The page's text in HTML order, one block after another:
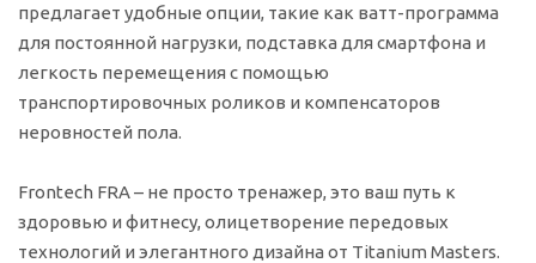
предлагает удобные опции, такие как ватт-программа
для постоянной нагрузки, подставка для смартфона и
легкость перемещения с помощью
транспортировочных роликов и компенсаторов
неровностей пола.
Frontech FRA – не просто тренажер, это ваш путь к
здоровью и фитнесу, олицетворение передовых
технологий и элегантного дизайна от Titanium Masters.